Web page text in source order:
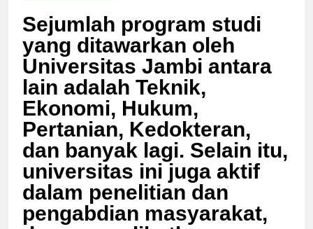
Sejumlah program studi
yang ditawarkan oleh
Universitas Jambi antara
lain adalah Teknik,
Ekonomi, Hukum,
Pertanian, Kedokteran,
dan banyak lagi. Selain itu,
universitas ini juga aktif
dalam penelitian dan
pengabdian masyarakat,